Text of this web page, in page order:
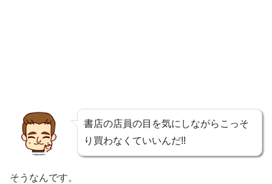
書店の店員の目を気にしながらこっそ
り買わなくていいんだ!!
そうなんです。